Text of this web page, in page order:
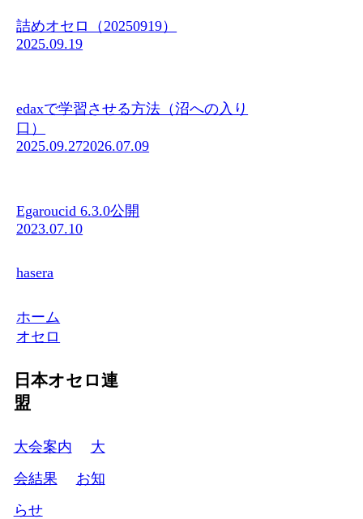
詰めオセロ（20250919）
2025.09.19
edaxで学習させる方法（沼への入り
口）
2025.09.272026.07.09
Egaroucid 6.3.0公開
2023.07.10
hasera
ホーム
オセロ
日本オセロ連
盟
大会案内
大
会結果
お知
らせ